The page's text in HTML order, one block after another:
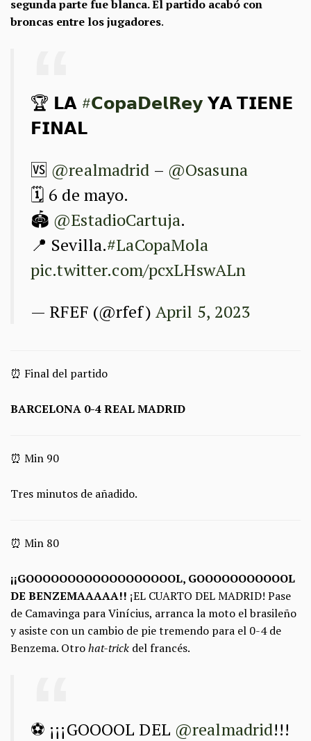
segunda parte fue blanca. El partido acabó con
broncas entre los jugadores.
🏆 𝗟𝗔 #𝗖𝗼𝗽𝗮𝗗𝗲𝗹𝗥𝗲𝘆 𝗬𝗔 𝗧𝗜𝗘𝗡𝗘
𝗙𝗜𝗡𝗔𝗟
🆚 @realmadrid – @Osasuna
🗓️ 6 de mayo.
🏟️ @EstadioCartuja.
📍 Sevilla.#LaCopaMola
pic.twitter.com/pcxLHswALn
— RFEF (@rfef) April 5, 2023
⏰ Final del partido
BARCELONA 0-4 REAL MADRID
⏰ Min 90
Tres minutos de añadido.
⏰ Min 80
¡¡GOOOOOOOOOOOOOOOOOOL, GOOOOOOOOOOOL
DE BENZEMAAAAA!! ¡EL CUARTO DEL MADRID! Pase
de Camavinga para Vinícius, arranca la moto el brasileño
y asiste con un cambio de pie tremendo para el 0-4 de
Benzema. Otrohat-trick del francés.
⚽️ ¡¡¡GOOOOL DEL @realmadrid!!!